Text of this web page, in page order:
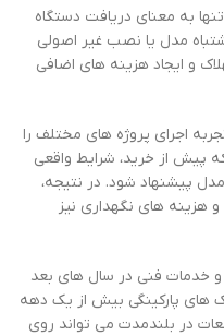
به معنای دریافت دستگاه
مدل یا نصب غیر اصولی
و ایجاد هزینه های اضافی
اجرای پروژه های مختلف را
پیش از خرید، شرایط واقعی
پیشنهاد شود. در نتیجه،
و هزینه های نگهداری نیز
خدمات فنی در سال های بعد
های پارکینگی بیش از یک دهه
در بلندمدت می تواند روی